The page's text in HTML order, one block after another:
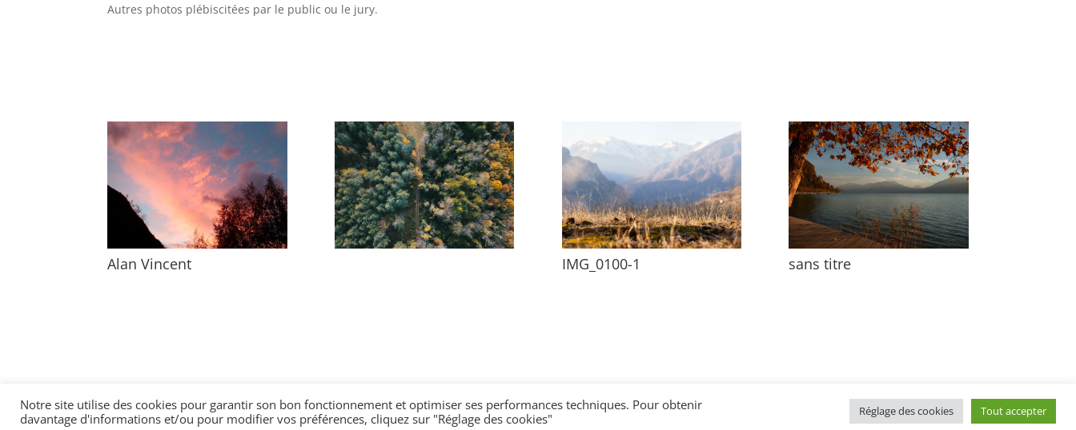
Autres photos plébiscitées par le public ou le jury.
Alan Vincent IMG_0100-1 sans titre
Notre site utilise des cookies pour garantir son bon fonctionnement et optimiser ses performances techniques. Pour obtenir
davantage d'informations et/ou pour modifier vos préférences, cliquez sur "Réglage des cookies"
Réglage des cookies Tout accepter